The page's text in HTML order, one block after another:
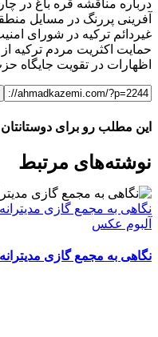
درباره مناقشه قره باغ در
آفرینی پررنگ در مسایل
غیردائم ترکیه در شورای
حمایت اکثریت مردم ترکیه از
اظهارات در تقویت جایگاه
این مطلب رو برای دوستانتان
FacebookX
LinkedIn
WhatsApp
Telegram
ایمیل
نوشته‌‌های مرتبط
نگاهی به مجمع گازی
آلبوم عکس
نگاهی به مجمع گازی